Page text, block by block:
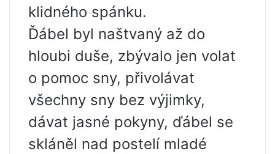
klidného spánku.
Ďábel byl naštvaný až do
hloubi duše, zbývalo jen volat
o pomoc sny, přivolávat
všechny sny bez výjimky,
dávat jasné pokyny, ďábel se
skláněl nad postelí mladé